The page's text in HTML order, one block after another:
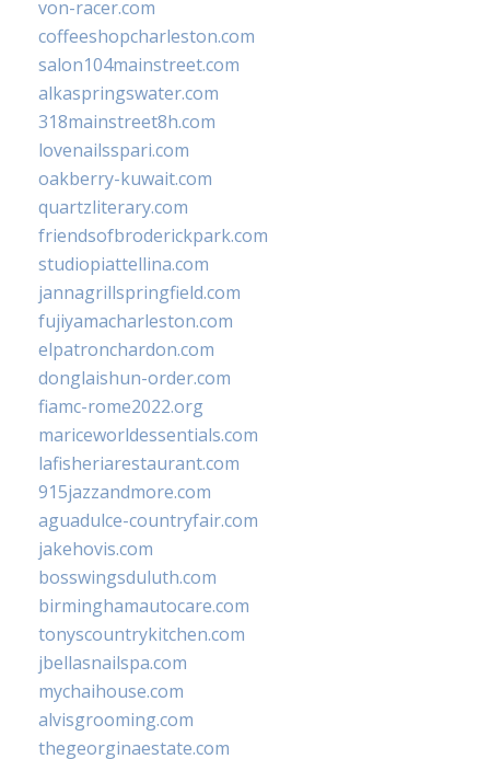
von-racer.com
coffeeshopcharleston.com
salon104mainstreet.com
alkaspringswater.com
318mainstreet8h.com
lovenailsspari.com
oakberry-kuwait.com
quartzliterary.com
friendsofbroderickpark.com
studiopiattellina.com
jannagrillspringfield.com
fujiyamacharleston.com
elpatronchardon.com
donglaishun-order.com
fiamc-rome2022.org
mariceworldessentials.com
lafisheriarestaurant.com
915jazzandmore.com
aguadulce-countryfair.com
jakehovis.com
bosswingsduluth.com
birminghamautocare.com
tonyscountrykitchen.com
jbellasnailspa.com
mychaihouse.com
alvisgrooming.com
thegeorginaestate.com